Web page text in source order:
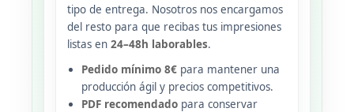
tipo de entrega. Nosotros nos encargamos
del resto para que recibas tus impresiones
listas en 24–48h laborables.
Pedido mínimo 8€ para mantener una
producción ágil y precios competitivos.
PDF recomendado para conservar